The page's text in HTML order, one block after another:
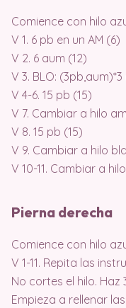
Comience con hilo
V 1. 6 pb en un AM (6)
V 2. 6 aum (12)
V 3. BLO: (3pb,aum)*3
V 4-6. 15 pb (15)
V 7. Cambiar a hilo
V 8. 15 pb (15)
V 9. Cambiar a hilo
V 10-11. Cambiar a
Pierna derecha
Comience con hilo
V 1-11. Repita las
No cortes el hilo.
Empieza a rellenar